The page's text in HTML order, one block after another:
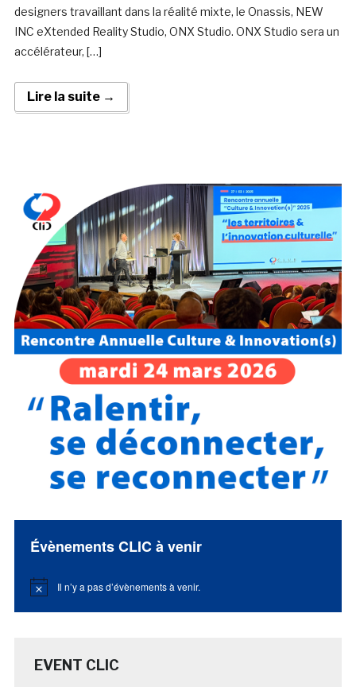
designers travaillant dans la réalité mixte, le Onassis, NEW
INC eXtended Reality Studio, ONX Studio. ONX Studio sera un
accélérateur, […]
Lire la suite →
Évènements CLIC à venir
Notice Il n’y a pas d’évènements à venir.
EVENT CLIC